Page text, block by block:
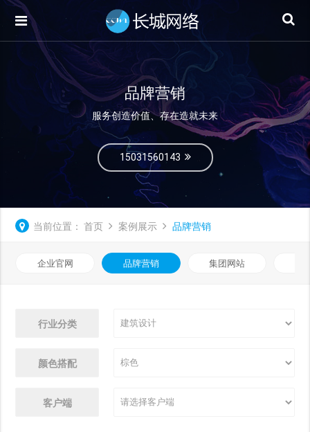
品牌营销
服务创造价值、存在造就未来
15031560143
当前位置： 首页 案例展示 品牌营销
企业官网 品牌营销 集团网站
行业分类
颜色搭配
客户端